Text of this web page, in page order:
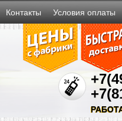
Контакты Условия оплаты